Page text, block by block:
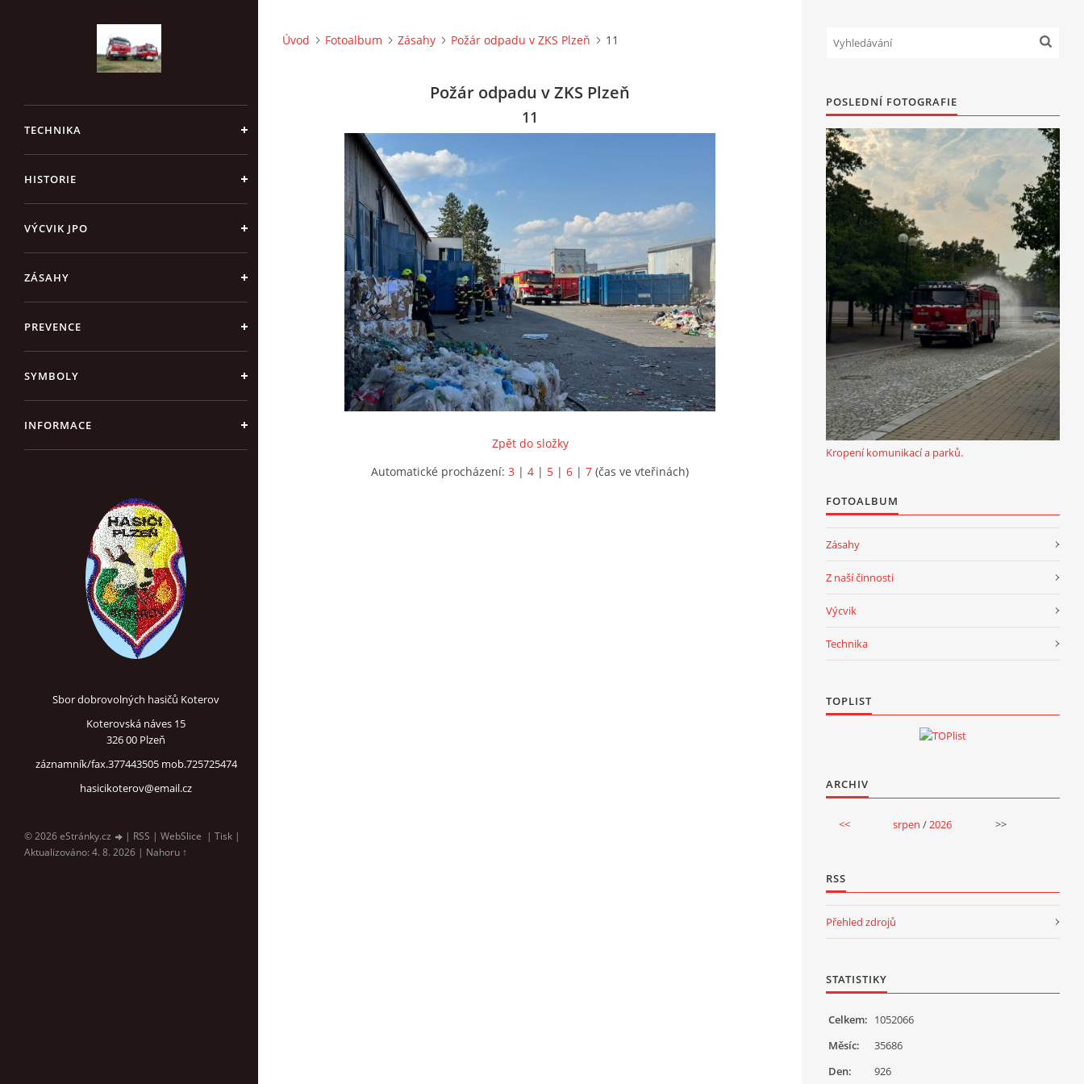
TECHNIKA
HISTORIE
VÝCVIK JPO
ZÁSAHY
PREVENCE
SYMBOLY
INFORMACE
Sbor dobrovolných hasičů Koterov
Koterovská náves 15
326 00 Plzeň
záznamník/fax.377443505 mob.725725474
hasicikoterov@email.cz
© 2026 eStránky.cz | RSS | WebSlice | Tisk |
Aktualizováno: 4. 8. 2026 | Nahoru ↑
Úvod Fotoalbum Zásahy Požár odpadu v ZKS Plzeň 11
Požár odpadu v ZKS Plzeň
11
Zpět do složky
Automatické procházení: 3 | 4 | 5 | 6 | 7 (čas ve vteřinách)
POSLEDNÍ FOTOGRAFIE
Kropení komunikací a parků.
FOTOALBUM
Zásahy
Z naší činnosti
Výcvik
Technika
TOPLIST
ARCHIV
<< srpen /2026 >>
RSS
Přehled zdrojů
STATISTIKY
Celkem: 1052066
Měsíc:
35686
Den:
926